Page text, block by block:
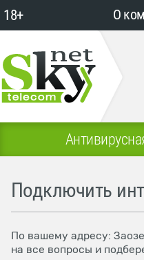
18+ О
Подключить
По вашему адресу:
на все вопросы и